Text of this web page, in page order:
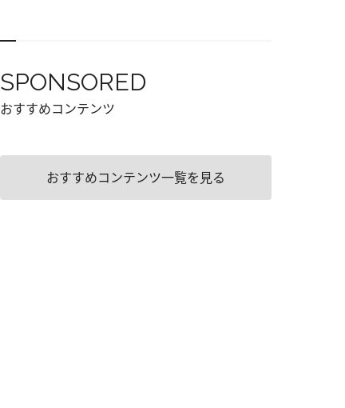
SPONSORED
おすすめコンテンツ
おすすめコンテンツ一覧を見る